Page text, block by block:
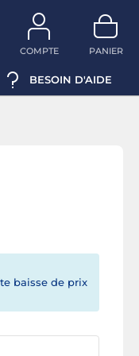
COMPTE PANIER
BESOIN D'AIDE
baisse de prix